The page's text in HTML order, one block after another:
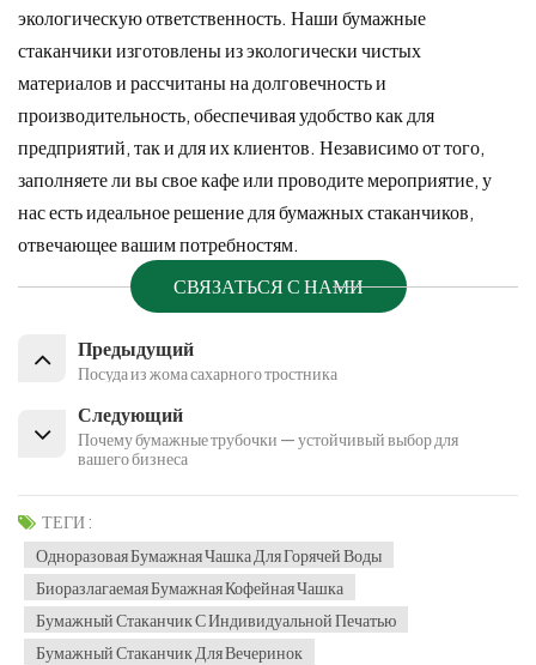
экологическую ответственность. Наши бумажные
стаканчики изготовлены из экологически чистых
материалов и рассчитаны на долговечность и
производительность, обеспечивая удобство как для
предприятий, так и для их клиентов. Независимо от того,
заполняете ли вы свое кафе или проводите мероприятие, у
нас есть идеальное решение для бумажных стаканчиков,
отвечающее вашим потребностям.
СВЯЗАТЬСЯ С НАМИ
Предыдущий
Посуда из жома сахарного тростника
Следующий
Почему бумажные трубочки — устойчивый выбор для
вашего бизнеса
ТЕГИ :
Одноразовая Бумажная Чашка Для Горячей Воды
Биоразлагаемая Бумажная Кофейная Чашка
Бумажный Стаканчик С Индивидуальной Печатью
Бумажный Стаканчик Для Вечеринок